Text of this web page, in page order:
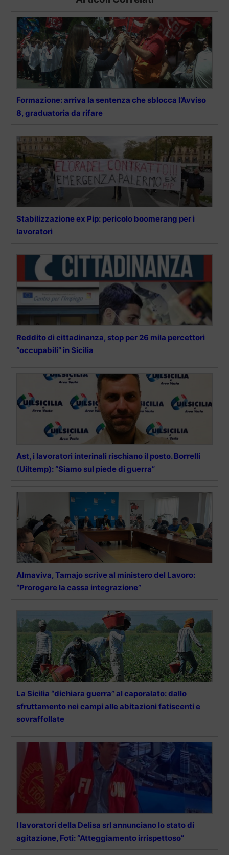
Formazione: arriva la sentenza che sblocca l’Avviso
8, graduatoria da rifare
Stabilizzazione ex Pip: pericolo boomerang per i
lavoratori
Reddito di cittadinanza, stop per 26 mila percettori
“occupabili” in Sicilia
Ast, i lavoratori interinali rischiano il posto. Borrelli
(Uiltemp): “Siamo sul piede di guerra”
Almaviva, Tamajo scrive al ministero del Lavoro:
“Prorogare la cassa integrazione”
La Sicilia “dichiara guerra” al caporalato: dallo
sfruttamento nei campi alle abitazioni fatiscenti e
sovraffollate
I lavoratori della Delisa srl annunciano lo stato di
agitazione, Foti: “Atteggiamento irrispettoso”